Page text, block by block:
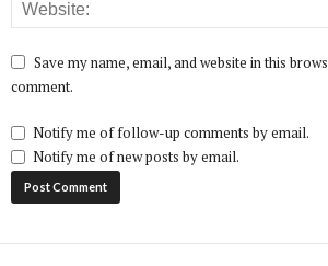
Save my name, email, and website in this
comment.
Notify me of follow-up comments by email.
Notify me of new posts by email.